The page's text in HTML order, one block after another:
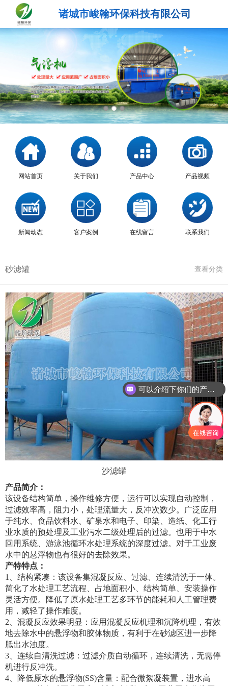
诸城市峻翰环保科技有限公司
网站首页 关于我们 产品中心 产品视频
新闻动态 客户案例 在线留言 联系我们
砂滤罐 查看分类
沙滤罐
产品简介：
该设备结构简单，操作维修方便，运行可以实现自动控制，
过滤效率高，阻力小，处理流量大，反冲次数少。广泛应用
于纯水、食品饮料水、矿泉水和电子、印染、造纸、化工行
业水质的预处理及工业污水二级处理后的过滤。也用于中水
回用系统、游泳池循环水处理系统的深度过滤。对于工业废
水中的悬浮物也有很好的去除效果。
产特特点：
1、结构紧凑：该设备集混凝反应、过滤、连续清洗于一体。
简化了水处理工艺流程、占地面积小、结构简单、安装操作
灵活方便。降低了原水处理工艺多环节的能耗和人工管理费
用，减轻了操作难度。
2、混凝反应效果明显：应用混凝反应机理和沉降机理，有效
地去除水中的悬浮物和胶体物质，有利于在砂滤区进一步降
胝出水浊度。
3、连续自清洗过滤：过滤介质自动循环，连续清洗，无需停
机进行反冲洗。
4、降低原水的悬浮物(SS)含量：配合微絮凝装置，进水高
可以介绍下你们的产品么